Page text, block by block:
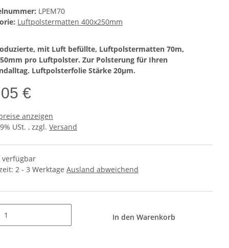
LPEM70
Luftpolstermatten 400x250mm
mit Luft befüllte, Luftpolstermatten 70m,
pro Luftpolster. Zur Polsterung für Ihren
Luftpolsterfolie Stärke 20µm.
€
anzeigen
USt. , zzgl. Versand
verfügbar
2 - 3 Werktage Ausland abweichend
In den Warenkorb